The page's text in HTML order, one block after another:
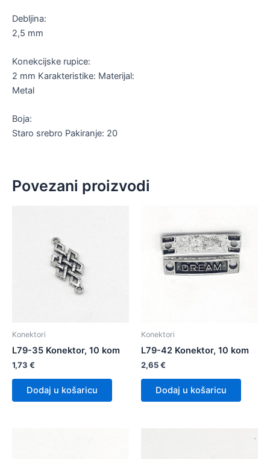
Debljina:
2,5 mm
Konekcijske rupice:
2 mm Karakteristike: Materijal:
Metal
Boja:
Staro srebro Pakiranje: 20
Povezani proizvodi
Konektori
L79-35 Konektor, 10 kom
1,73 €
Dodaj u košaricu
Konektori
L79-42 Konektor, 10 kom
2,65€
Dodaj u košaricu